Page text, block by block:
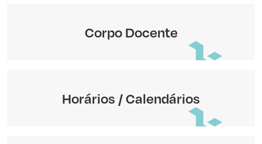
Corpo Docente
Horários / Calendários